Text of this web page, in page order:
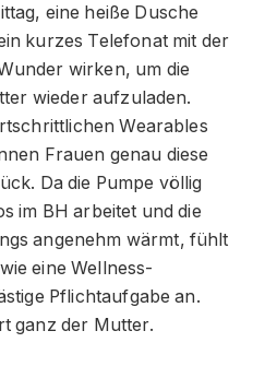
eine heiße Dusche
kurzes Telefonat mit der
wirken, um die
wieder aufzuladen.
Wearables
Frauen genau diese
Da die Pumpe völlig
im BH arbeitet und die
angenehm wärmt, fühlt
eine Wellness-
Pflichtaufgabe an.
ganz der Mutter.